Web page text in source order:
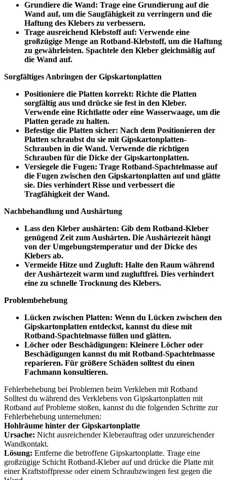
Grundiere die Wand: Trage eine Grundierung auf die
Wand auf, um die Saugfähigkeit zu verringern und die
Haftung des Klebers zu verbessern.
Trage ausreichend Klebstoff auf: Verwende eine
großzügige Menge an Rotband-Klebstoff, um die Haftung
zu gewährleisten. Spachtele den Kleber gleichmäßig auf
die Wand auf.
Sorgfältiges Anbringen der Gipskartonplatten
Positioniere die Platten korrekt: Richte die Platten
sorgfältig aus und drücke sie fest in den Kleber.
Verwende eine Richtlatte oder eine Wasserwaage, um die
Platten gerade zu halten.
Befestige die Platten sicher: Nach dem Positionieren der
Platten schraubst du sie mit Gipskartonplatten-
Schrauben in die Wand. Verwende die richtigen
Schrauben für die Dicke der Gipskartonplatten.
Versiegele die Fugen: Trage Rotband-Spachtelmasse auf
die Fugen zwischen den Gipskartonplatten auf und glätte
sie. Dies verhindert Risse und verbessert die
Tragfähigkeit der Wand.
Nachbehandlung und Aushärtung
Lass den Kleber aushärten: Gib dem Rotband-Kleber
genügend Zeit zum Aushärten. Die Aushärtezeit hängt
von der Umgebungstemperatur und der Dicke des
Klebers ab.
Vermeide Hitze und Zugluft: Halte den Raum während
der Aushärtezeit warm und zugluftfrei. Dies verhindert
eine zu schnelle Trocknung des Klebers.
Problembehebung
Lücken zwischen Platten: Wenn du Lücken zwischen den
Gipskartonplatten entdeckst, kannst du diese mit
Rotband-Spachtelmasse füllen und glätten.
Löcher oder Beschädigungen: Kleinere Löcher oder
Beschädigungen kannst du mit Rotband-Spachtelmasse
reparieren. Für größere Schäden solltest du einen
Fachmann konsultieren.
Fehlerbehebung bei Problemen beim Verkleben mit Rotband
Solltest du während des Verklebens von Gipskartonplatten mit
Rotband auf Probleme stoßen, kannst du die folgenden Schritte zur
Fehlerbehebung unternehmen:
Hohlräume hinter der Gipskartonplatte
Ursache: Nicht ausreichender Kleberauftrag oder unzureichender
Wandkontakt.
Lösung: Entferne die betroffene Gipskartonplatte. Trage eine
großzügige Schicht Rotband-Kleber auf und drücke die Platte mit
einer Kraftstoffpresse oder einem Schraubzwingen fest gegen die